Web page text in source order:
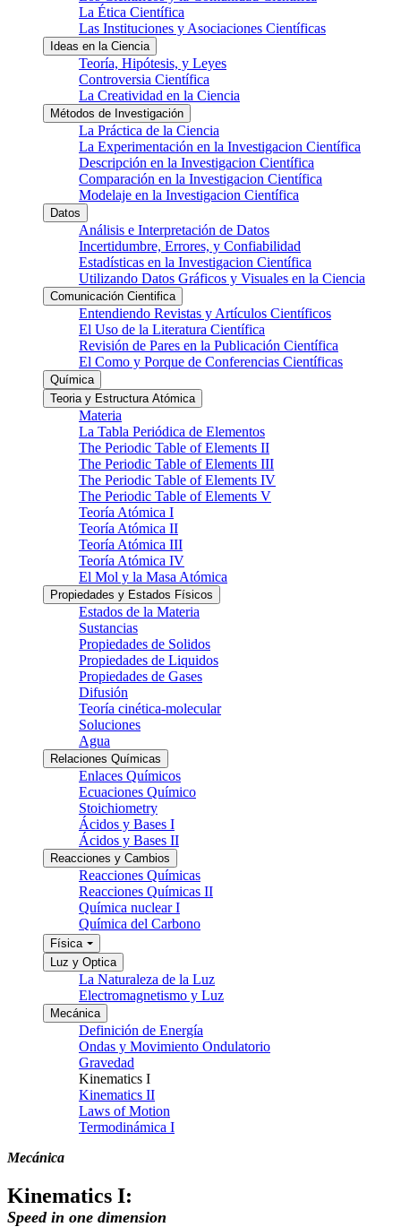
La Ética Científica
Las Instituciones y Asociaciones Científicas
Ideas en la Ciencia
Teoría, Hipótesis, y Leyes
Controversia Científica
La Creatividad en la Ciencia
Métodos de Investigación
La Práctica de la Ciencia
La Experimentación en la Investigacion Científica
Descripción en la Investigacion Científica
Comparación en la Investigacion Científica
Modelaje en la Investigacion Científica
Datos
Análisis e Interpretación de Datos
Incertidumbre, Errores, y Confiabilidad
Estadísticas en la Investigacion Científica
Utilizando Datos Gráficos y Visuales en la Ciencia
Comunicación Cientifica
Entendiendo Revistas y Artículos Científicos
El Uso de la Literatura Científica
Revisión de Pares en la Publicación Científica
El Como y Porque de Conferencias Científicas
Química
Teoria y Estructura Atómica
Materia
La Tabla Periódica de Elementos
The Periodic Table of Elements II
The Periodic Table of Elements III
The Periodic Table of Elements IV
The Periodic Table of Elements V
Teoría Atómica I
Teoría Atómica II
Teoría Atómica III
Teoría Atómica IV
El Mol y la Masa Atómica
Propiedades y Estados Físicos
Estados de la Materia
Sustancias
Propiedades de Solidos
Propiedades de Liquidos
Propiedades de Gases
Difusión
Teoría cinética-molecular
Soluciones
Agua
Relaciones Químicas
Enlaces Químicos
Ecuaciones Químico
Stoichiometry
Ácidos y Bases I
Ácidos y Bases II
Reacciones y Cambios
Reacciones Químicas
Reacciones Químicas II
Química nuclear I
Química del Carbono
Física
Luz y Optica
La Naturaleza de la Luz
Electromagnetismo y Luz
Mecánica
Definición de Energía
Ondas y Movimiento Ondulatorio
Gravedad
Kinematics I
Kinematics II
Laws of Motion
Termodinámica I
Mecánica
Kinematics I:
Speed in one dimension